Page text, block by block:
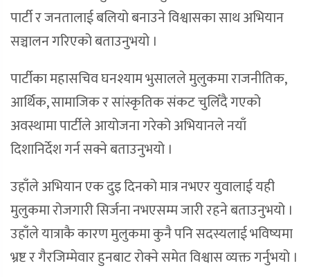
पार्टी र जनतालाई बलियो बनाउने विश्वासका साथ अभियान
सञ्चालन गरिएको बताउनुभयो ।
पार्टीका महासचिव घनश्याम भुसालले मुलुकमा राजनीतिक,
आर्थिक, सामाजिक र सांस्कृतिक संकट चुलिँदै गएको
अवस्थामा पार्टीले आयोजना गरेको अभियानले नयाँ
दिशानिर्देश गर्न सक्ने बताउनुभयो ।
उहाँले अभियान एक दुइ दिनको मात्र नभएर युवालाई यही
मुलुकमा रोजगारी सिर्जना नभएसम्म जारी रहने बताउनुभयो ।
उहाँले यात्राकै कारण मुलुकमा कुनै पनि सदस्यलाई भविष्यमा
भ्रष्ट र गैरजिम्मेवार हुनबाट रोक्ने समेत विश्वास व्यक्त गर्नुभयो ।